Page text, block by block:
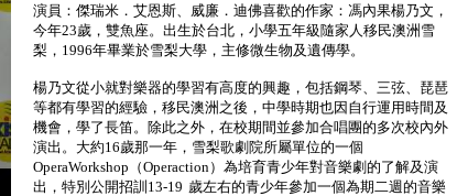
演員：傑瑞米．艾恩斯、威廉．迪佛喜歡的作家：馮內果楊乃文，
今年23歲，雙魚座。出生於台北，小學五年級隨家人移民澳洲雪
梨，1996年畢業於雪梨大學，主修微生物及遺傳學。
楊乃文從小就對樂器的學習有高度的興趣，包括鋼琴、三弦、琵琶
等都有學習的經驗，移民澳洲之後，中學時期也因自行運用時間及
機會，學了長笛。除此之外，在校期間並參加合唱團的多次校內外
演出。大約16歲那一年，雪梨歌劇院所屬單位的一個
OperaWorkshop（Operaction）為培育青少年對音樂劇的了解及演
出，特別公開招訓13-19 歲左右的青少年參加一個為期二週的音樂